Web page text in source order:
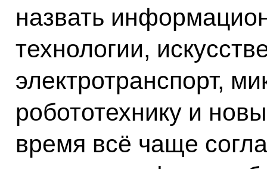
назвать
технологии,
электротранспорт,
робототехнику и
время всё чаще